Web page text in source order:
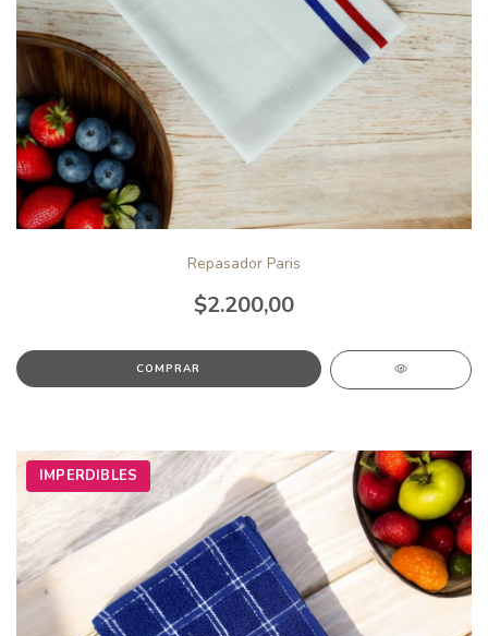
Repasador Paris
$2.200,00
IMPERDIBLES